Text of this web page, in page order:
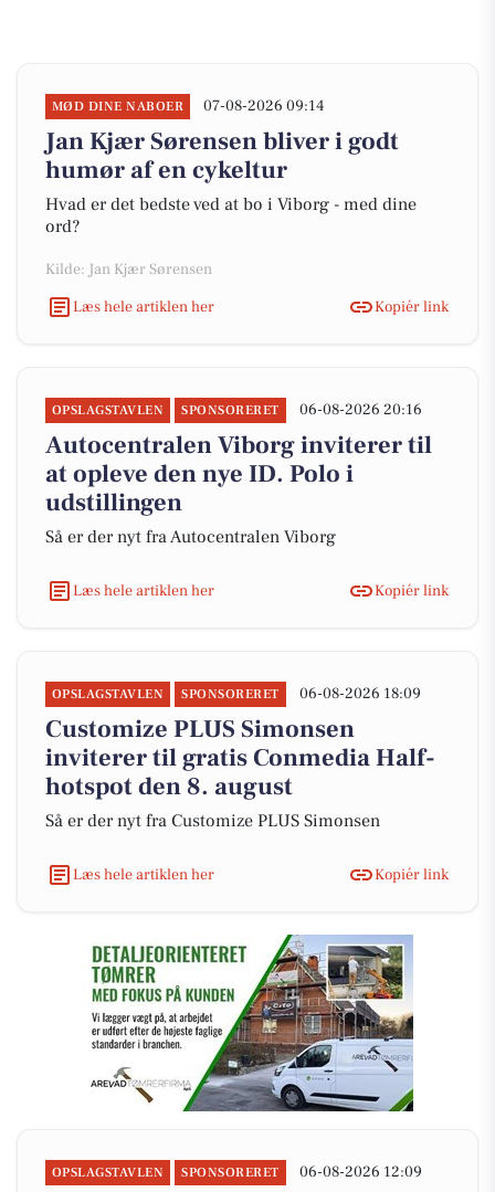
MØD DINE NABOER 07-08-2026 09:14
Jan Kjær Sørensen bliver i godt
humør af en cykeltur
Hvad er det bedste ved at bo i Viborg - med dine
ord?
Kilde: Jan Kjær Sørensen
Læs hele artiklen her
Kopiér link
OPSLAGSTAVLEN SPONSORERET 06-08-2026 20:16
Autocentralen Viborg inviterer til
at opleve den nye ID. Polo i
udstillingen
Så er der nyt fra Autocentralen Viborg
Læs hele artiklen her Kopiér link
OPSLAGSTAVLEN SPONSORERET 06-08-2026 18:09
Customize PLUS Simonsen
inviterer til gratis Conmedia Half-
hotspot den 8. august
Så er der nyt fra Customize PLUS Simonsen
Læs hele artiklen her Kopiér link
OPSLAGSTAVLEN SPONSORERET 06-08-2026 12:09